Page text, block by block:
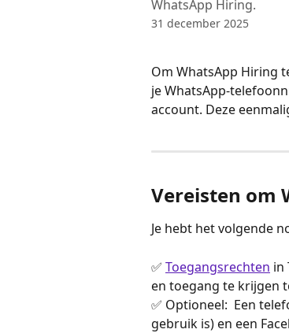
WhatsApp Hiring.
31 december 2025
Om WhatsApp Hiring
je WhatsApp-
account. Deze
Vereisten om
Je hebt het volgende
✅ Toegangsrechten in
en toegang te krijgen
✅ Optioneel:  Een
gebruik is) en een